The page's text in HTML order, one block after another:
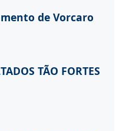
de Vorcaro
TÃO FORTES